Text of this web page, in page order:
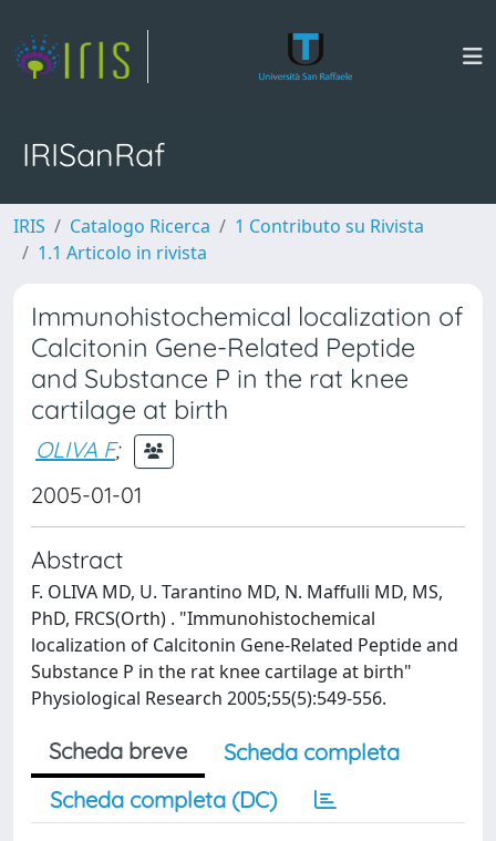
IRISanRaf
IRIS Catalogo Ricerca
1 Contributo su Rivista
1.1 Articolo in rivista
Immunohistochemical localization of
Calcitonin Gene-Related Peptide
and Substance P in the rat knee
cartilage at birth
OLIVA F;
2005-01-01
Abstract
F. OLIVA MD, U. Tarantino MD, N. Maffulli MD, MS,
PhD, FRCS(Orth) . "Immunohistochemical
localization of Calcitonin Gene-Related Peptide and
Substance P in the rat knee cartilage at birth"
Physiological Research 2005;55(5):549-556.
Scheda breve
Scheda completa
Scheda completa (DC)